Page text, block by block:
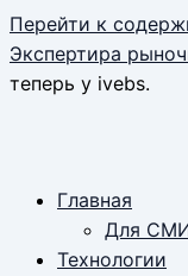
Перейти к
Экспертира
теперь у ivebs.
Главная
Для
Технологии